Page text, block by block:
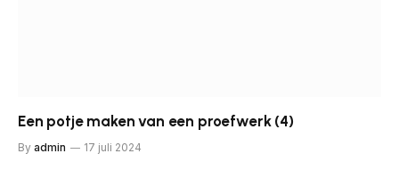
Een potje maken van een proefwerk (4)
By admin 17 juli 2024